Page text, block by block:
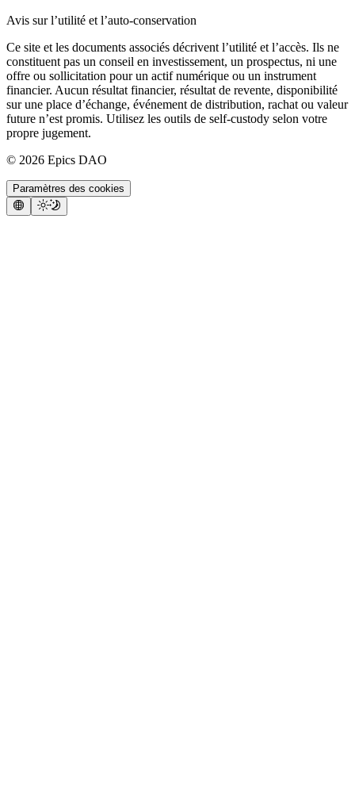
Avis sur l’utilité et l’auto-conservation
Ce site et les documents associés décrivent l’utilité et l’accès. Ils ne
constituent pas un conseil en investissement, un prospectus, ni une
offre ou sollicitation pour un actif numérique ou un instrument
financier. Aucun résultat financier, résultat de revente, disponibilité
sur une place d’échange, événement de distribution, rachat ou valeur
future n’est promis. Utilisez les outils de self-custody selon votre
propre jugement.
© 2026 Epics DAO
Paramètres des cookies